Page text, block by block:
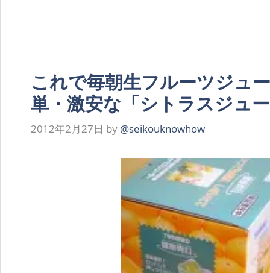
これで毎朝生フルーツジュ
単・激安な「シトラスジュ
2012年2月27日 by @seikouknowhow